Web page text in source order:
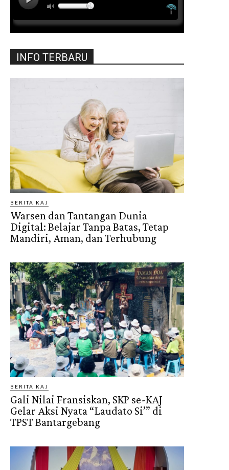
INFO TERBARU
BERITA KAJ
Warsen dan Tantangan Dunia
Digital: Belajar Tanpa Batas, Tetap
Mandiri, Aman, dan Terhubung
BERITA KAJ
Gali Nilai Fransiskan, SKP se-KAJ
Gelar Aksi Nyata “Laudato Si’” di
TPST Bantargebang